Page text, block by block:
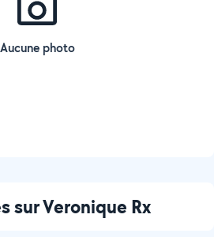
Aucune photo
sur Veronique Rx